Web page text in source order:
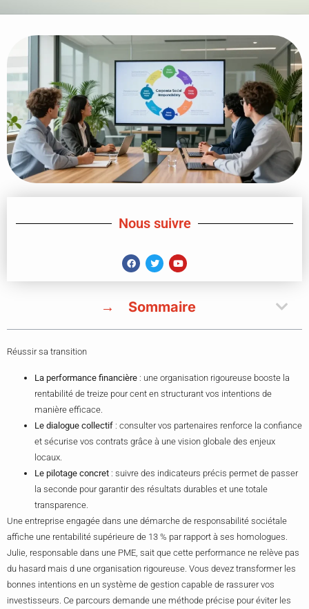
Nous suivre
Sommaire
Réussir sa transition
La performance financière : une organisation rigoureuse booste la
rentabilité de treize pour cent en structurant vos intentions de
manière efficace.
Le dialogue collectif : consulter vos partenaires renforce la confiance
et sécurise vos contrats grâce à une vision globale des enjeux
locaux.
Le pilotage concret : suivre des indicateurs précis permet de passer
la seconde pour garantir des résultats durables et une totale
transparence.
Une entreprise engagée dans une démarche de responsabilité sociétale
affiche une rentabilité supérieure de 13 % par rapport à ses homologues.
Julie, responsable dans une PME, sait que cette performance ne relève pas
du hasard mais d une organisation rigoureuse. Vous devez transformer les
bonnes intentions en un système de gestion capable de rassurer vos
investisseurs. Ce parcours demande une méthode précise pour éviter les